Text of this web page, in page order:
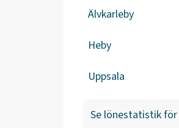
Älvkarleby
Heby
Uppsala
Se lönestatistik för